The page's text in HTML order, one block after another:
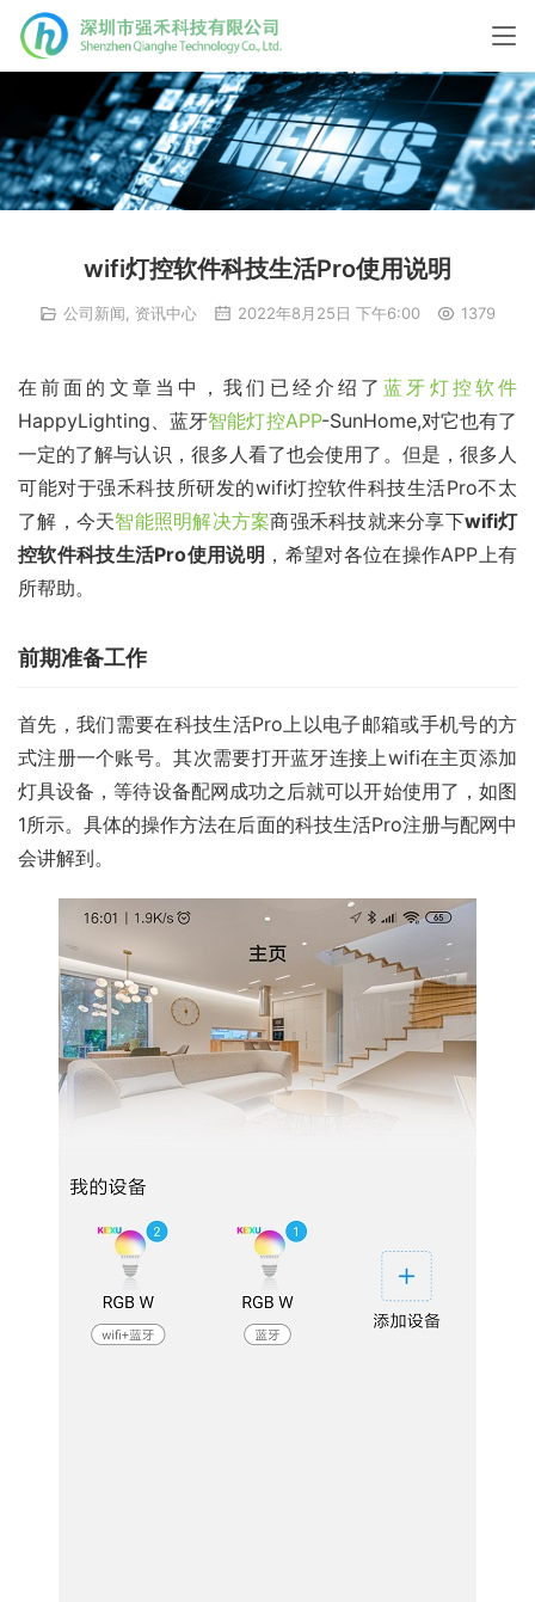
wifi灯控软件科技生活Pro使用说明
公司新闻 资讯中心 2022年8月25日 下午6:00 1379
在前面的文章当中，我们已经介绍了蓝牙灯控软件
HappyLighting、蓝牙智能灯控APP-SunHome,对它也有了
一定的了解与认识，很多人看了也会使用了。但是，很多人
可能对于强禾科技所研发的wifi灯控软件科技生活Pro不太
了解，今天智能照明解决方案商强禾科技就来分享下wifi灯
控软件科技生活Pro使用说明 ，希望对各位在操作APP上有
所帮助。
前期准备工作
首先，我们需要在科技生活Pro上以电子邮箱或手机号的方
式注册一个账号。其次需要打开蓝牙连接上wifi在主页添加
灯具设备，等待设备配网成功之后就可以开始使用了，如图
1所示。具体的操作方法在后面的科技生活Pro注册与配网中
会讲解到。